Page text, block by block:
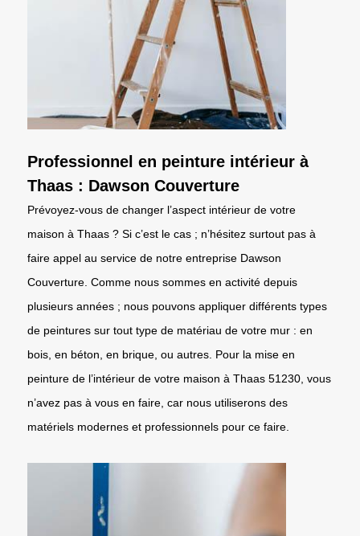
Professionnel en peinture intérieur à
Thaas : Dawson Couverture
Prévoyez-vous de changer l’aspect intérieur de votre
maison à Thaas ? Si c’est le cas ; n’hésitez surtout pas à
faire appel au service de notre entreprise Dawson
Couverture. Comme nous sommes en activité depuis
plusieurs années ; nous pouvons appliquer différents types
de peintures sur tout type de matériau de votre mur : en
bois, en béton, en brique, ou autres. Pour la mise en
peinture de l’intérieur de votre maison à Thaas 51230, vous
n’avez pas à vous en faire, car nous utiliserons des
matériels modernes et professionnels pour ce faire.